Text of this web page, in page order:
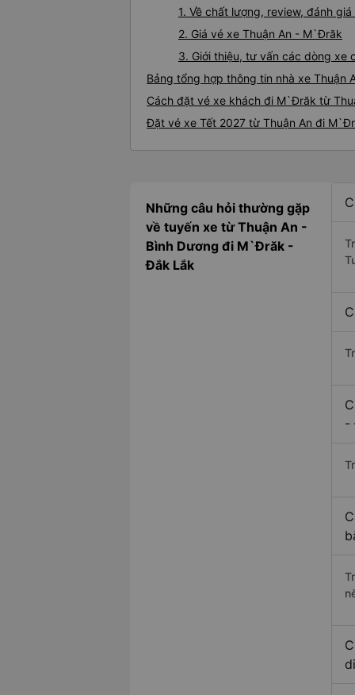
1. Về chất lượng, review, đánh
2. Giá vé xe Thuận An - M`Đrăk
3. Giới thiệu, tư vấn các dòng xe
Bảng tổng hợp thông tin nhà xe Thuận
Cách đặt vé xe khách đi M`Đrăk từ
Đặt vé xe Tết 2027 từ Thuận An đi
Những câu hỏi thường gặp
về tuyến xe từ Thuận An -
Bình Dương đi M`Đrăk -
Đắk Lắk
-